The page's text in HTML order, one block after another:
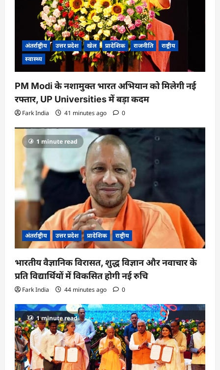
अंतर्राष्ट्रीय उत्तर प्रदेश खेल प्रादेशिक राजनीति
राष्ट्रीय
स्वास्थ्य
PM Modi के नशामुक्त भारत अभियान को मिलेगी नई
रफ्तार, UP Universities में बड़ा कदम
Fark India 41 minutes ago 0
1 minute read
अंतर्राष्ट्रीय उत्तर प्रदेश प्रादेशिक राष्ट्रीय
भारतीय वैज्ञानिक विरासत, शुद्ध विज्ञान और नवाचार के
प्रति विद्यार्थियों में विकसित होगी नई रुचि
Fark India 44 minutes ago 0
1 minute read